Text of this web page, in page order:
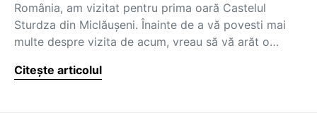
România, am vizitat pentru prima oară Castelul
Sturdza din Miclăușeni. Înainte de a vă povesti mai
multe despre vizita de acum, vreau să vă arăt o…
Citește articolul